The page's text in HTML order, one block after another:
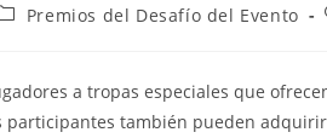
Premios del Desafío del Evento
a tropas especiales que
también pueden